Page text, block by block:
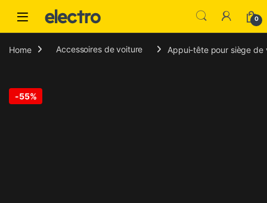
0
Home Accessoires de voiture Appui-tête pour siège de
-55%